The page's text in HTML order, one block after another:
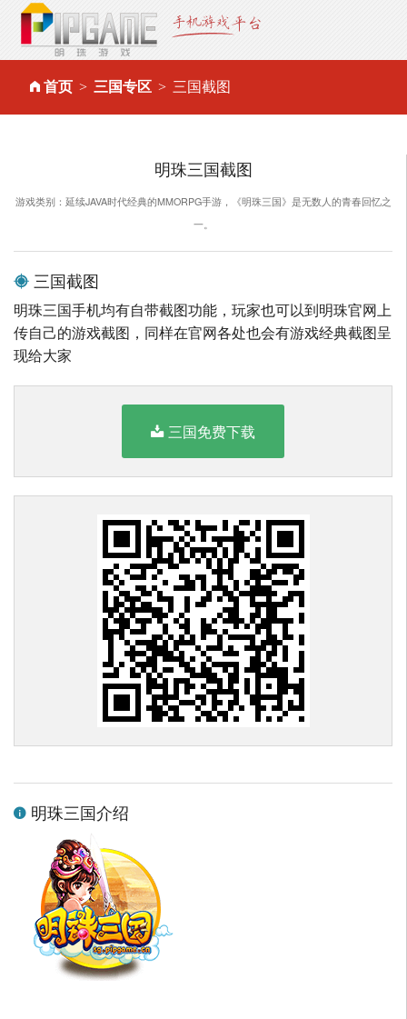
首页 三国专区 三国截图
明珠三国截图
游戏类别：延续JAVA时代经典的MMORPG手游，《明珠三国》是无数人的青春回忆之
一。
三国截图
明珠三国手机均有自带截图功能，玩家也可以到明珠官网上
传自己的游戏截图，同样在官网各处也会有游戏经典截图呈
现给大家
三国免费下载
明珠三国介绍